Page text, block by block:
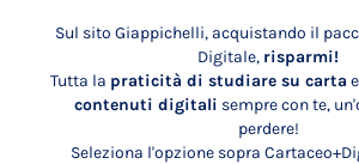
Sul sito Giappichelli, acquistando il
Digitale, risparmi!
Tutta la praticità di studiare su carta
contenuti digitali sempre con te,
perdere!
Seleziona l'opzione sopra